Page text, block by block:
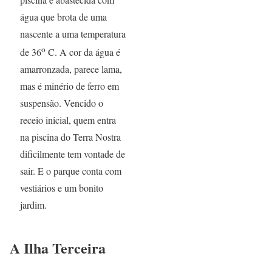
água que brota de uma
nascente a uma temperatura
de 36oC. A cor da água é
amarronzada, parece lama,
mas é minério de ferro em
suspensão. Vencido o
receio inicial, quem entra
na piscina do Terra Nostra
dificilmente tem vontade de
sair. E o parque conta com
vestiários e um bonito
jardim.
A Ilha Terceira